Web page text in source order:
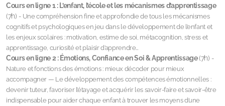
Cours en ligne 1 : L’enfant, l’école et les mécanismes d’apprentissage
(7h) - Une compréhension fine et approfondie de tous les mécanismes
cognitifs et psychologiques en jeu dans le développement de l’enfant et
les enjeux scolaires : motivation, estime de soi, métacognition, stress et
apprentissage, curiosité et plaisir d’apprendre…
Cours en ligne 2 : Émotions, Confiance en Soi & Apprentissage(7h) -
Nature et fonctions des émotions : mieux décoder pour mieux
accompagner — Le développement des compétences émotionnelles :
devenir tuteur, favoriser l’étayage et acquérir les savoir-faire et savoir-être
indispensable pour aider chaque enfant à trouver les moyens d’une